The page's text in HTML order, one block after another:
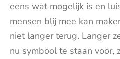
eens wat mogelijk is en
mensen blij mee kan
niet langer terug. Langer
nu symbool te staan voor,